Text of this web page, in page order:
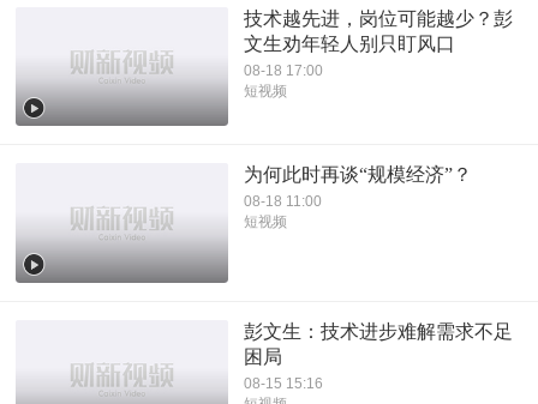
技术越先进，岗位可能越少？彭
文生劝年轻人别只盯风口
08-18 17:00
短视频
为何此时再谈“规模经济”？
08-18 11:00
短视频
彭文生：技术进步难解需求不足
困局
08-15 15:16